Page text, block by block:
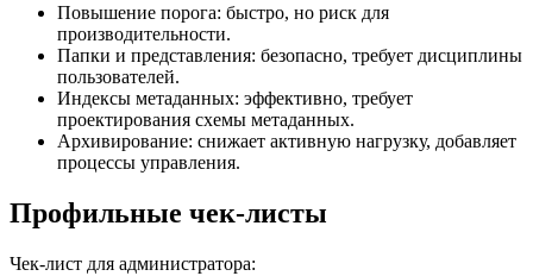
Повышение порога: быстро, но риск для
производительности.
Папки и представления: безопасно, требует дисциплины
пользователей.
Индексы метаданных: эффективно, требует
проектирования схемы метаданных.
Архивирование: снижает активную нагрузку, добавляет
процессы управления.
Профильные чек-листы
Чек-лист для администратора: